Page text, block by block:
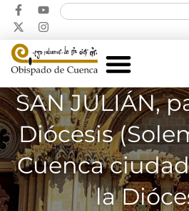
SAN JULIÁN,
Diócesis
Cuenca
la